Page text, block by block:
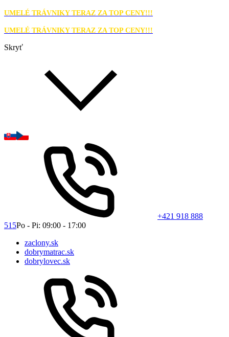
UMELÉ TRÁVNIKY TERAZ ZA TOP CENY!!!
UMELÉ TRÁVNIKY TERAZ ZA TOP CENY!!!
Skryť
+421 918 888
515Po - Pi: 09:00 - 17:00
zaclony.sk
dobrymatrac.sk
dobrylovec.sk